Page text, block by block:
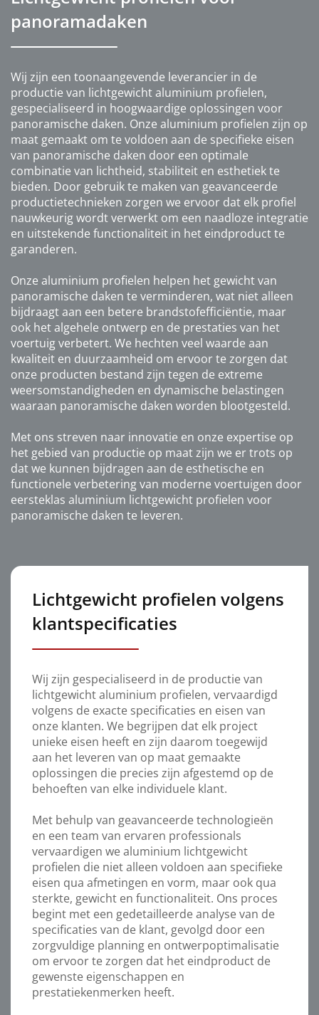
panoramadaken
Wij zijn een toonaangevende leverancier in de
productie van lichtgewicht aluminium profielen,
gespecialiseerd in hoogwaardige oplossingen voor
panoramische daken. Onze aluminium profielen zijn op
maat gemaakt om te voldoen aan de specifieke eisen
van panoramische daken door een optimale
combinatie van lichtheid, stabiliteit en esthetiek te
bieden. Door gebruik te maken van geavanceerde
productietechnieken zorgen we ervoor dat elk profiel
nauwkeurig wordt verwerkt om een naadloze integratie
en uitstekende functionaliteit in het eindproduct te
garanderen.
Onze aluminium profielen helpen het gewicht van
panoramische daken te verminderen, wat niet alleen
bijdraagt aan een betere brandstofefficiëntie, maar
ook het algehele ontwerp en de prestaties van het
voertuig verbetert. We hechten veel waarde aan
kwaliteit en duurzaamheid om ervoor te zorgen dat
onze producten bestand zijn tegen de extreme
weersomstandigheden en dynamische belastingen
waaraan panoramische daken worden blootgesteld.
Met ons streven naar innovatie en onze expertise op
het gebied van productie op maat zijn we er trots op
dat we kunnen bijdragen aan de esthetische en
functionele verbetering van moderne voertuigen door
eersteklas aluminium lichtgewicht profielen voor
panoramische daken te leveren.
Lichtgewicht profielen volgens
klantspecificaties
Wij zijn gespecialiseerd in de productie van
lichtgewicht aluminium profielen, vervaardigd
volgens de exacte specificaties en eisen van
onze klanten. We begrijpen dat elk project
unieke eisen heeft en zijn daarom toegewijd
aan het leveren van op maat gemaakte
oplossingen die precies zijn afgestemd op de
behoeften van elke individuele klant.
Met behulp van geavanceerde technologieën
en een team van ervaren professionals
vervaardigen we aluminium lichtgewicht
profielen die niet alleen voldoen aan specifieke
eisen qua afmetingen en vorm, maar ook qua
sterkte, gewicht en functionaliteit. Ons proces
begint met een gedetailleerde analyse van de
specificaties van de klant, gevolgd door een
zorgvuldige planning en ontwerpoptimalisatie
om ervoor te zorgen dat het eindproduct de
gewenste eigenschappen en
prestatiekenmerken heeft.